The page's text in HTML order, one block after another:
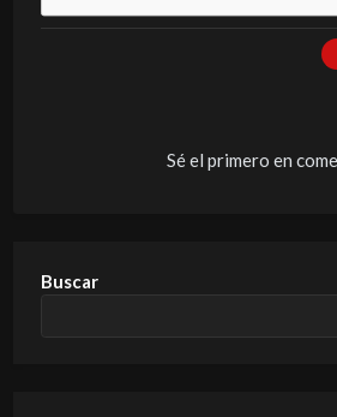
Sé el primero en
Buscar